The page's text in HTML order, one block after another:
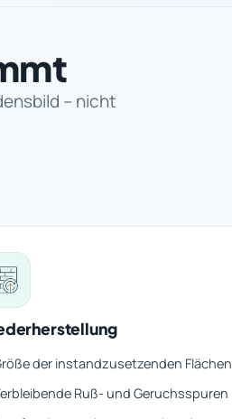
– nicht
der instandzusetzenden Flächen
Ruß- und Geruchsspuren